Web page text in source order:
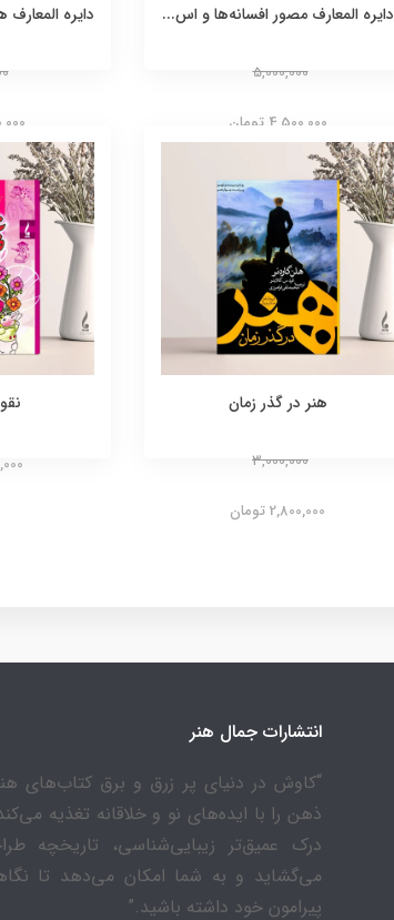
دایره المعارف مصور افسانه‌ها و اس...
5,000,000
4,500,000 تومان
دایره‌
هنر در گذر زمان
3,000,000
2,800,000 تومان
انتشارات جمال هنر
“کاوش در دنیای پر زرق و برق کتاب‌های
ذهن را با ایده‌های نو و خلاقانه تغذیه
درک عمیق‌تر زیبایی‌شناسی، تاریخچه
می‌گشاید و به شما امکان می‌دهد تا
پیرامون خود داشته باشید.”